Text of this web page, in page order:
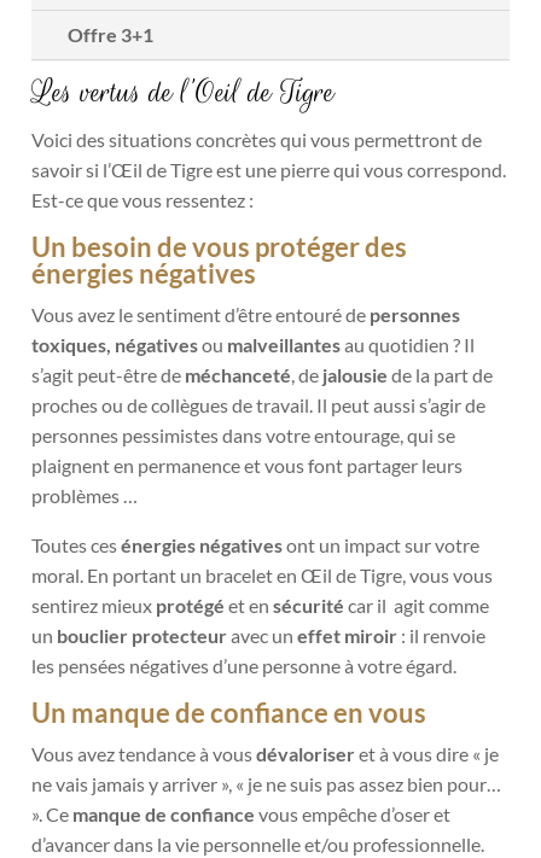
Offre 3+1
Les vertus de l’Oeil de Tigre
Voici des situations concrètes qui vous permettront de
savoir si l’Œil de Tigre est une pierre qui vous correspond.
Est-ce que vous ressentez :
Un besoin de vous protéger des
énergies négatives
Vous avez le sentiment d’être entouré de personnes
toxiques, négativesou malveillantesau quotidien ? Il
s’agit peut-être de méchanceté, de jalousie de la part de
proches ou de collègues de travail. Il peut aussi s’agir de
personnes pessimistes dans votre entourage, qui se
plaignent en permanence et vous font partager leurs
problèmes …
Toutes cesénergies négativesont un impact sur votre
moral. En portant un bracelet en Œil de Tigre, vous vous
sentirez mieux protégé et ensécuritécar il agit comme
un bouclier protecteuravec uneffet miroir : il renvoie
les pensées négatives d’une personne à votre égard.
Un manque de confiance en vous
Vous avez tendance à vousdévaloriseret à vous dire « je
ne vais jamais y arriver », « je ne suis pas assez bien pour…
». Ce manque de confiance vous empêche d’oser et
d’avancer dans la vie personnelle et/ou professionnelle.